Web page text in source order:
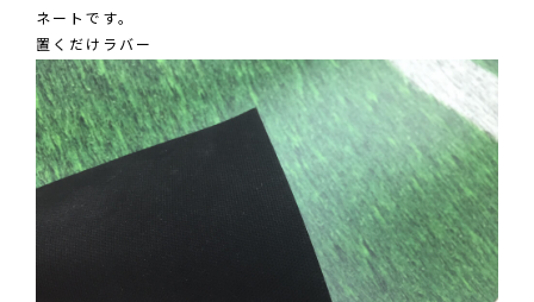
ネートです。
置くだけラバー